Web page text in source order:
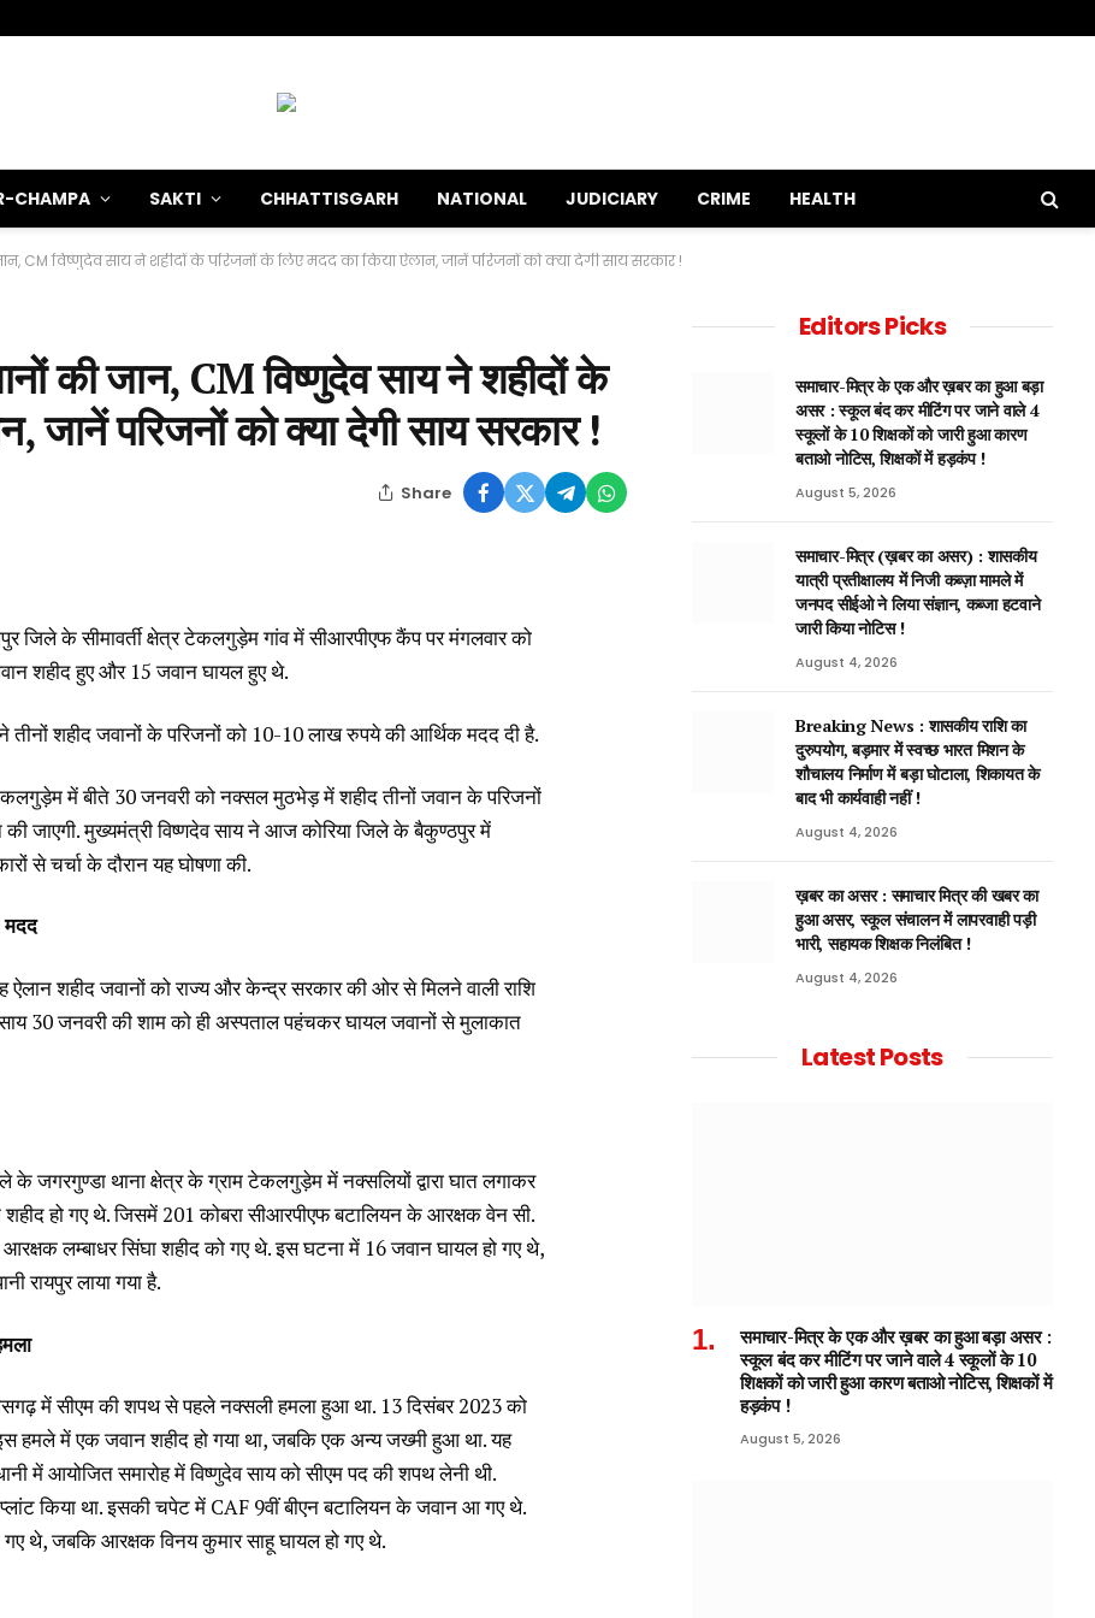
CHAMPA SAKTI CHHATTISGARH NATIONAL JUDICIARY CRIME HEALTH
CM विष्णुदेव साय ने शहीदों के परिजनों के लिए मदद का किया ऐलान, जानें परिजनों को क्या देगी साय सरकार !
की जान, CM विष्णुदेव साय ने शहीदों के
जानें परिजनों को क्या देगी साय सरकार !
Share
जिले के सीमावर्ती क्षेत्र टेकलगुड़ेम गांव में सीआरपीएफ कैंप पर मंगलवार को
शहीद हुए और 15 जवान घायल हुए थे.
तीनों शहीद जवानों के परिजनों को 10-10 लाख रुपये की आर्थिक मदद दी है.
में बीते 30 जनवरी को नक्सल मुठभेड़ में शहीद तीनों जवान के परिजनों
जाएगी. मुख्यमंत्री विष्णदेव साय ने आज कोरिया जिले के बैकुण्ठपुर में
से चर्चा के दौरान यह घोषणा की.
शहीद जवानों को राज्य और केन्द्र सरकार की ओर से मिलने वाली राशि
30 जनवरी की शाम को ही अस्पताल पहंचकर घायल जवानों से मुलाकात
जगरगुण्डा थाना क्षेत्र के ग्राम टेकलगुड़ेम में नक्सलियों द्वारा घात लगाकर
हो गए थे. जिसमें 201 कोबरा सीआरपीएफ बटालियन के आरक्षक वेन सी.
लम्बाधर सिंघा शहीद को गए थे. इस घटना में 16 जवान घायल हो गए थे,
रायपुर लाया गया है.
में सीएम की शपथ से पहले नक्सली हमला हुआ था. 13 दिसंबर 2023 को
हमले में एक जवान शहीद हो गया था, जबकि एक अन्य जख्मी हुआ था. यह
में आयोजित समारोह में विष्णुदेव साय को सीएम पद की शपथ लेनी थी.
किया था. इसकी चपेट में CAF 9वीं बीएन बटालियन के जवान आ गए थे.
थे, जबकि आरक्षक विनय कुमार साहू घायल हो गए थे.
Editors Picks
समाचार-मित्र के एक और ख़बर का हुआ बड़ा
असर : स्कूल बंद कर मीटिंग पर जाने वाले 4
स्कूलों के 10 शिक्षकों को जारी हुआ कारण
बताओ नोटिस, शिक्षकों में हड़कंप !
August 5, 2026
समाचार-मित्र (ख़बर का असर) : शासकीय
यात्री प्रतीक्षालय में निजी कब्ज़ा मामले में
जनपद सीईओ ने लिया संज्ञान, कब्जा हटवाने
जारी किया नोटिस !
August 4, 2026
Breaking News : शासकीय राशि का
दुरुपयोग, बड़मार में स्वच्छ भारत मिशन के
शौचालय निर्माण में बड़ा घोटाला, शिकायत के
बाद भी कार्यवाही नहीं !
August 4, 2026
ख़बर का असर : समाचार मित्र की खबर का
हुआ असर, स्कूल संचालन में लापरवाही पड़ी
भारी, सहायक शिक्षक निलंबित !
August 4, 2026
Latest Posts
समाचार-मित्र के एक और ख़बर का हुआ बड़ा असर :
स्कूल बंद कर मीटिंग पर जाने वाले 4 स्कूलों के 10
शिक्षकों को जारी हुआ कारण बताओ नोटिस, शिक्षकों में
हड़कंप !
August 5, 2026